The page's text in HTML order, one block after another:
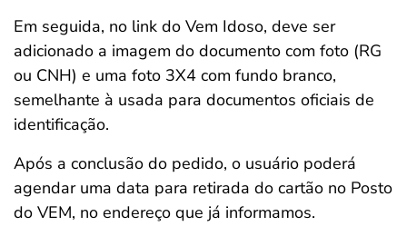
Em seguida, no link do Vem Idoso, deve ser
adicionado a imagem do documento com foto (RG
ou CNH) e uma foto 3X4 com fundo branco,
semelhante à usada para documentos oficiais de
identificação.
Após a conclusão do pedido, o usuário poderá
agendar uma data para retirada do cartão no Posto
do VEM, no endereço que já informamos.